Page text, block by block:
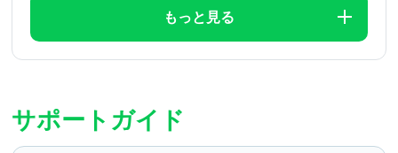
もっと見る
サポートガイド